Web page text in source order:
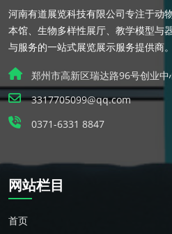
河南有道展览科技有限公司专注于动
本馆、生物多样性展厅、教学模型与
与服务的一站式展览展示服务提供商。
郑州市高新区瑞达路96号创业中
3317705099@qq.com
0371-6331 8847
网站栏目
首页